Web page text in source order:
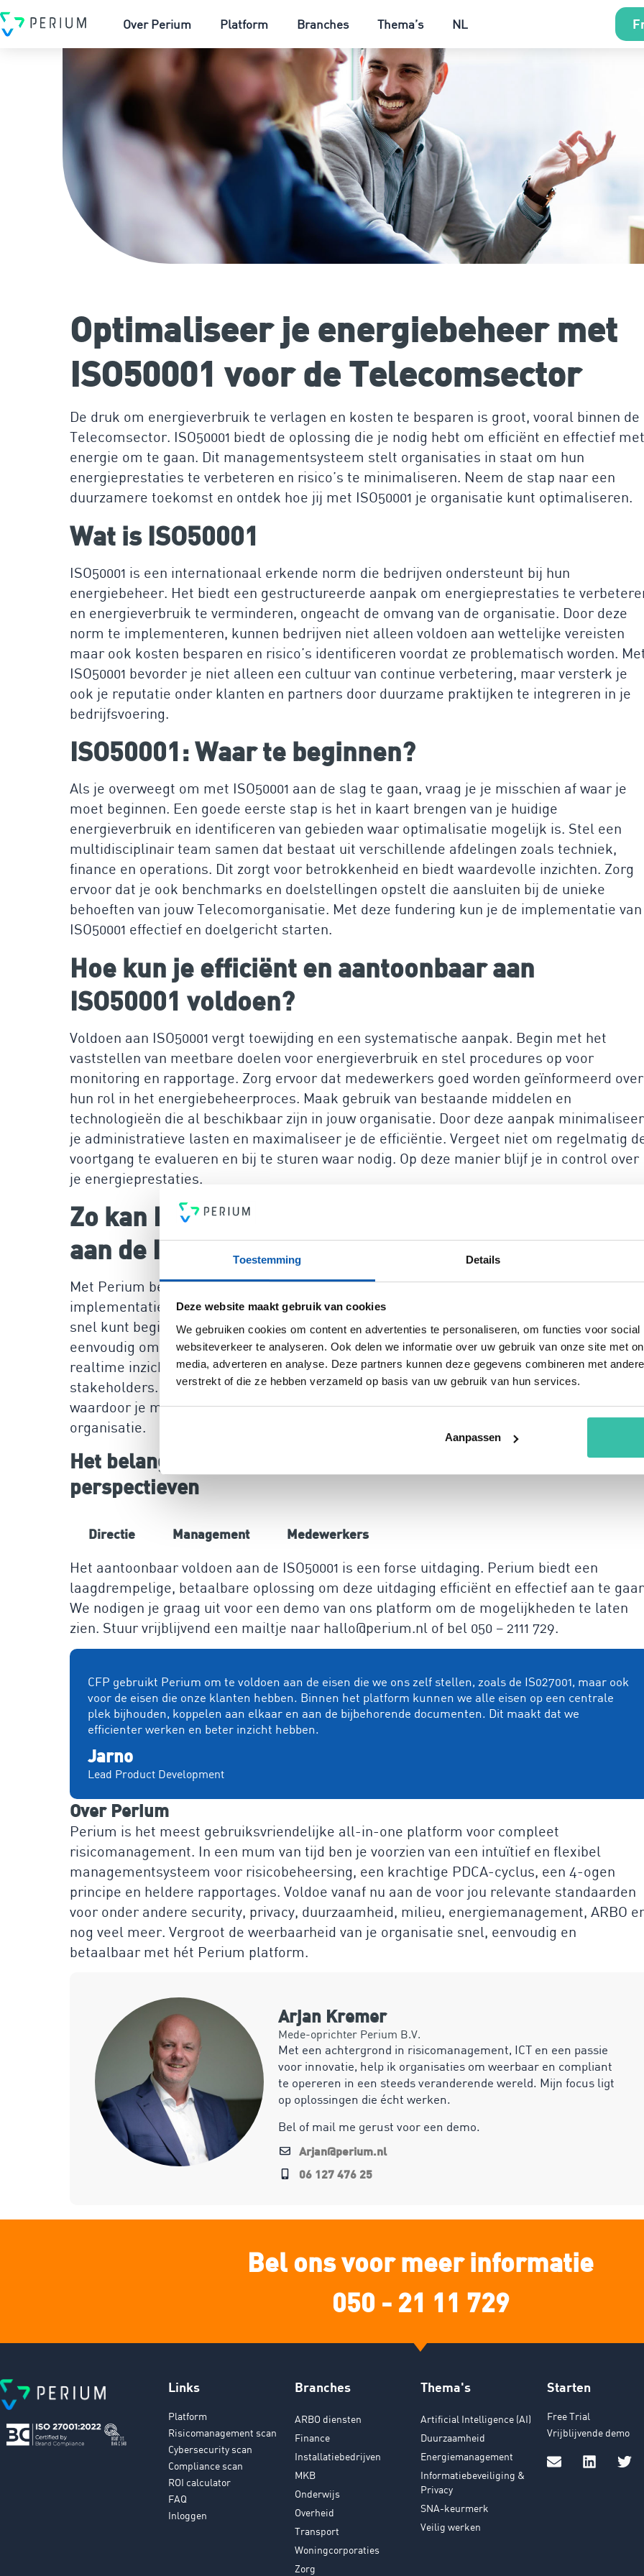
Toestemming Details
Deze website maakt gebruik van cookies
We gebruiken cookies om content en advertenties te personaliseren, om functies voor
websiteverkeer te analyseren. Ook delen we informatie over uw gebruik van onze site met
media, adverteren en analyse. Deze partners kunnen deze gegevens combineren met
verstrekt of die ze hebben verzameld op basis van uw gebruik van hun services.
Aanpassen
Over Perium Platform Branches Thema’s NL
Optimaliseer je energiebeheer met
ISO50001 voor de Telecomsector
De druk om energieverbruik te verlagen en kosten te besparen is groot, vooral binnen de
Telecomsector. ISO50001 biedt de oplossing die je nodig hebt om efficiënt en effectief met
energie om te gaan. Dit managementsysteem stelt organisaties in staat om hun
energieprestaties te verbeteren en risico’s te minimaliseren. Neem de stap naar een
duurzamere toekomst en ontdek hoe jij met ISO50001 je organisatie kunt optimaliseren.
Wat is ISO50001
ISO50001 is een internationaal erkende norm die bedrijven ondersteunt bij hun
energiebeheer. Het biedt een gestructureerde aanpak om energieprestaties te
en energieverbruik te verminderen, ongeacht de omvang van de organisatie. Door deze
norm te implementeren, kunnen bedrijven niet alleen voldoen aan wettelijke vereisten
maar ook kosten besparen en risico’s identificeren voordat ze problematisch worden.
ISO50001 bevorder je niet alleen een cultuur van continue verbetering, maar versterk je
ook je reputatie onder klanten en partners door duurzame praktijken te integreren in je
bedrijfsvoering.
ISO50001: Waar te beginnen?
Als je overweegt om met ISO50001 aan de slag te gaan, vraag je je misschien af waar je
moet beginnen. Een goede eerste stap is het in kaart brengen van je huidige
energieverbruik en identificeren van gebieden waar optimalisatie mogelijk is. Stel een
multidisciplinair team samen dat bestaat uit verschillende afdelingen zoals techniek,
finance en operations. Dit zorgt voor betrokkenheid en biedt waardevolle inzichten. Zorg
ervoor dat je ook benchmarks en doelstellingen opstelt die aansluiten bij de unieke
behoeften van jouw Telecomorganisatie. Met deze fundering kun je de implementatie van
ISO50001 effectief en doelgericht starten.
Hoe kun je efficiënt en aantoonbaar aan
ISO50001 voldoen?
Voldoen aan ISO50001 vergt toewijding en een systematische aanpak. Begin met het
vaststellen van meetbare doelen voor energieverbruik en stel procedures op voor
monitoring en rapportage. Zorg ervoor dat medewerkers goed worden geïnformeerd over
hun rol in het energiebeheerproces. Maak gebruik van bestaande middelen en
technologieën die al beschikbaar zijn in jouw organisatie. Door deze aanpak minimaliseer
je administratieve lasten en maximaliseer je de efficiëntie. Vergeet niet om regelmatig
voortgang te evalueren en bij te sturen waar nodig. Op deze manier blijf je in control over
je energieprestaties.
Zo kan Perium jou helpen eenvoudig en efficiënt
aan de ISO50001 te voldoen
Met Perium beschik je over het meest gebruiksvriendelijke platform dat je helpt bij de
implementatie van ISO50001. Ons platform is binnen 30 minuten operationeel, zodat je
snel kunt beginnen zonder dat je afhankelijk bent van dure consultants. Perium maakt
eenvoudig om je beheersmaatregelen te koppelen aan je energieprestaties. Je krijgt
realtime inzicht in je voortgang en kunt eenvoudig rapporteren aan interne en externe
stakeholders. Zo voldoen aan de vereisten van ISO50001 wordt een stuk eenvoudiger,
waardoor je meer tijd hebt om te focussen op andere belangrijke aspecten van je
organisatie.
Het belang van risicomanagement vanuit verschillende
perspectieven
Directie Management Medewerkers
Het aantoonbaar voldoen aan de ISO50001 is een forse uitdaging. Perium biedt een
laagdrempelige, betaalbare oplossing om deze uitdaging efficiënt en effectief aan te
We nodigen je graag uit voor een demo van ons platform om de mogelijkheden te laten
zien. Stuur vrijblijvend een mailtje naar hallo@perium.nl of bel 050 – 2111 729.
CFP gebruikt Perium om te voldoen aan de eisen die we ons zelf stellen, zoals de IS027001, maar ook
voor de eisen die onze klanten hebben. Binnen het platform kunnen we alle eisen op een centrale
plek bijhouden, koppelen aan elkaar en aan de bijbehorende documenten. Dit maakt dat we
efficienter werken en beter inzicht hebben.
Jarno
Lead Product Development
Over Perium
Perium is het meest gebruiksvriendelijke all-in-one platform voor compleet
risicomanagement. In een mum van tijd ben je voorzien van een intuïtief en flexibel
managementsysteem voor risicobeheersing, een krachtige PDCA-cyclus, een 4-ogen
principe en heldere rapportages. Voldoe vanaf nu aan de voor jou relevante standaarden
voor onder andere security, privacy, duurzaamheid, milieu, energiemanagement, ARBO
nog veel meer. Vergroot de weerbaarheid van je organisatie snel, eenvoudig en
betaalbaar met hét Perium platform.
Arjan Kremer
Mede-oprichter Perium B.V.
Met een achtergrond in risicomanagement, ICT en een passie
voor innovatie, help ik organisaties om weerbaar en compliant
te opereren in een steeds veranderende wereld. Mijn focus ligt
op oplossingen die écht werken.
Bel of mail me gerust voor een demo.
Arjan@perium.nl
06 127 476 25
Bel ons voor meer informatie
050 - 21 11 729
Links
Platform
Risicomanagement scan
Cybersecurity scan
Compliance scan
ROI calculator
FAQ
Inloggen
Branches
ARBO diensten
Finance
Installatiebedrijven
MKB
Onderwijs
Overheid
Transport
Woningcorporaties
Zorg
Thema's
Artificial Intelligence (AI)
Duurzaamheid
Energiemanagement
Informatiebeveiliging &
Privacy
SNA-keurmerk
Veilig werken
Starten
Free Trial
Vrijblijvende demo